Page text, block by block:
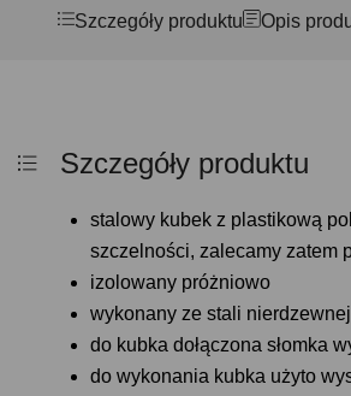
Szczegóły produktu Opis
Szczegóły produktu
stalowy kubek z plastikową
szczelności, zalecamy zatem
izolowany próżniowo
wykonany ze stali
do kubka dołączona słomka
do wykonania kubka użyto